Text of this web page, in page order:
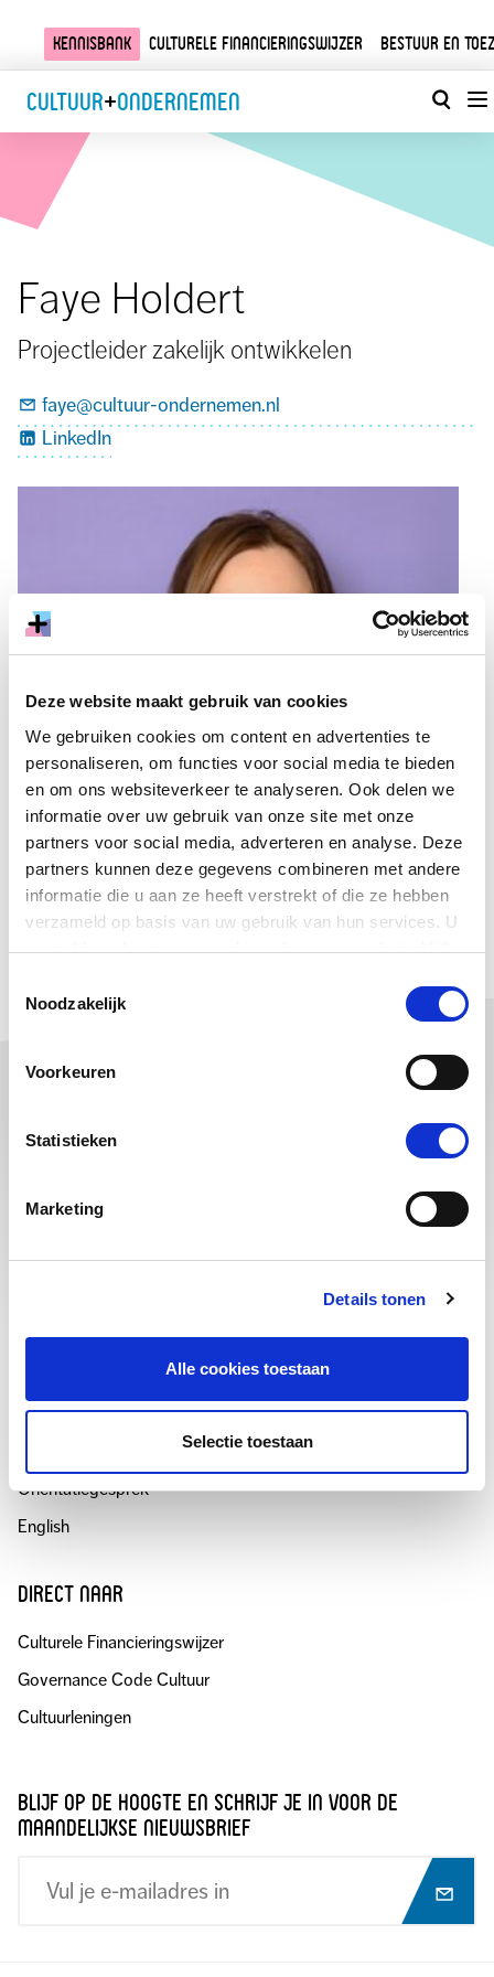
Deze website maakt gebruik van cookies
We gebruiken cookies om content en advertenties te
personaliseren, om functies voor social media te bieden
en om ons websiteverkeer te analyseren. Ook delen we
informatie over uw gebruik van onze site met onze
partners voor social media, adverteren en analyse. Deze
partners kunnen deze gegevens combineren met andere
informatie die u aan ze heeft verstrekt of die ze hebben
verzameld op basis van uw gebruik van hun services. U
gaat akkoord met onze cookies als u onze website blijft
Noodzakelijk
Voorkeuren
Statistieken
Marketing
Details tonen
Alle cookies toestaan
Selectie toestaan
Kennisbank Culturele financieringswijzer Bestuur en
Cultuur+Ondernemen
Faye Holdert
Projectleider zakelijk ontwikkelen
faye@cultuur-ondernemen.nl
LinkedIn
Over Cultuur+Ondernemen
Pers
Contactgegevens
Oriëntatiegesprek
English
direct naar
Culturele Financieringswijzer
Governance Code Cultuur
Cultuurleningen
blijf op de hoogte en schrijf je in voor de
maandelijkse nieuwsbrief